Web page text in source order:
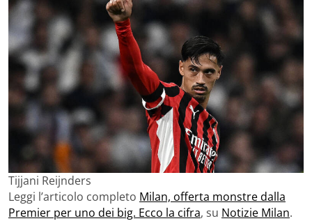
Tijjani Reijnders
Leggi l’articolo completo Milan, offerta monstre dalla
Premier per uno dei big. Ecco la cifra, su Notizie Milan.